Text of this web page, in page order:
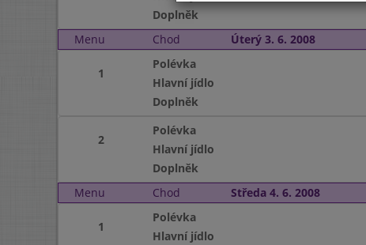
Doplněk
Menu
Chod Úterý 3. 6. 2008
1
Polévka
Hlavní jídlo
Doplněk
2
Polévka
Hlavní jídlo
Doplněk
Menu
Chod Středa 4. 6. 2008
1
Polévka
Hlavní jídlo